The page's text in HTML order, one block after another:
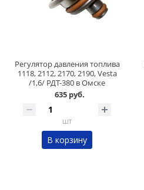
Регулятор давления топлива
1118, 2112, 2170, 2190, Vesta
/1,6/ РДТ-380 в Омске
635 руб.
шт
В корзину